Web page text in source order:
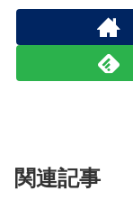
関連記事